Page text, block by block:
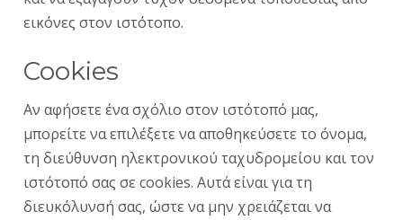
εικόνες στον ιστότοπο.
Cookies
Αν αφήσετε ένα σχόλιο στον ιστότοπό μας,
μπορείτε να επιλέξετε να αποθηκεύσετε το όνομα,
τη διεύθυνση ηλεκτρονικού ταχυδρομείου και τον
ιστότοπό σας σε cookies. Αυτά είναι για τη
διευκόλυνσή σας, ώστε να μην χρειάζεται να